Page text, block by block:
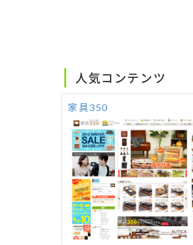
人気コンテンツ
家具350